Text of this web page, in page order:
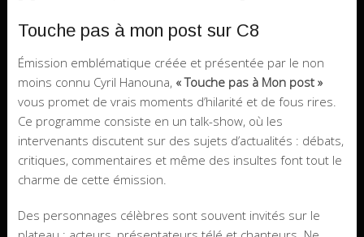
Touche pas à mon post sur C8
Émission emblématique créée et présentée par le non
moins connu Cyril Hanouna, « Touche pas à Mon post »
vous promet de vrais moments d’hilarité et de fous rires.
Ce programme consiste en un talk-show, où les
intervenants discutent sur des sujets d’actualités : débats,
critiques, commentaires et même des insultes font tout le
charme de cette émission.
Des personnages célèbres sont souvent invités sur le